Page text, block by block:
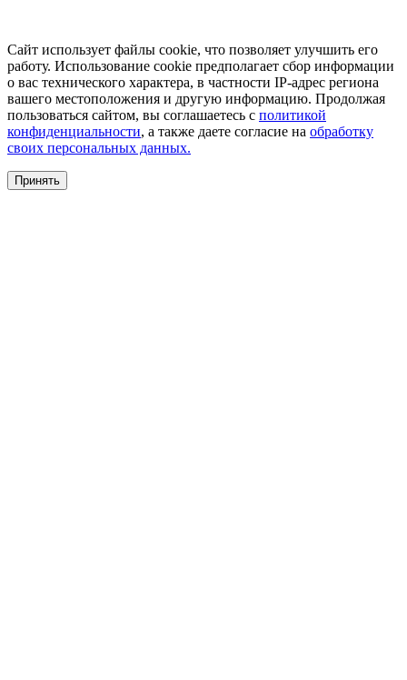
Сайт использует файлы cookie, что позволяет улучшить его
работу. Использование cookie предполагает сбор информации
о вас технического характера, в частности IP-адрес региона
вашего местоположения и другую информацию. Продолжая
пользоваться сайтом, вы соглашаетесь с политикой
конфиденциальности, а также даете согласие на обработку
своих персональных данных.
Принять